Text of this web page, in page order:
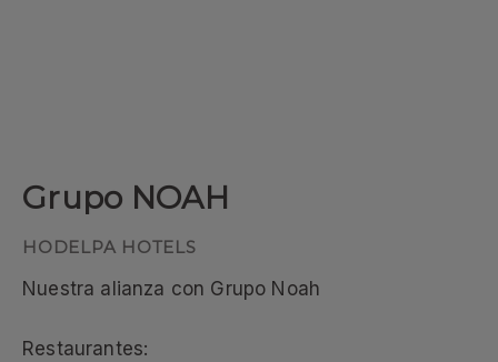
Grupo NOAH
Nuestra alianza con Grupo Noah
Restaurantes: